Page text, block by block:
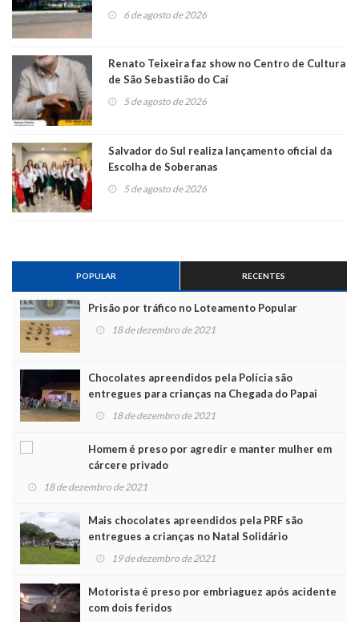
6 de agosto de 2026
Renato Teixeira faz show no Centro de Cultura
de São Sebastião do Caí
5 de agosto de 2026
Salvador do Sul realiza lançamento oficial da
Escolha de Soberanas
5 de agosto de 2026
POPULAR RECENTES
Prisão por tráfico no Loteamento Popular
18 de dezembro de 2021
Chocolates apreendidos pela Polícia são
entregues para crianças na Chegada do Papai
Noel
18 de dezembro de 2021
Homem é preso por agredir e manter mulher em
cárcere privado
18 de dezembro de 2021
Mais chocolates apreendidos pela PRF são
entregues a crianças no Natal Solidário
19 de dezembro de 2021
Motorista é preso por embriaguez após acidente
com dois feridos